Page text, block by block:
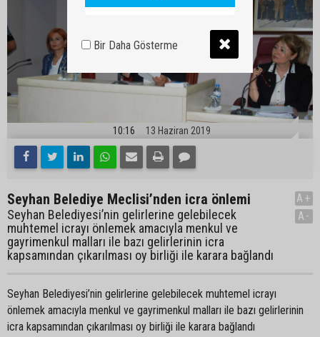
10:16 13 Haziran 2019
Seyhan Belediye Meclisi’nden icra önlemi
Seyhan Belediyesi’nin gelirlerine gelebilecek
muhtemel icrayı önlemek amacıyla menkul ve
gayrimenkul malları ile bazı gelirlerinin icra
kapsamından çıkarılması oy birliği ile karara bağlandı
A+
A-
Seyhan Belediyesi’nin gelirlerine gelebilecek muhtemel icrayı
önlemek amacıyla menkul ve gayrimenkul malları ile bazı gelirlerinin
icra kapsamından çıkarılması oy birliği ile karara bağlandı
Bir Daha Gösterme